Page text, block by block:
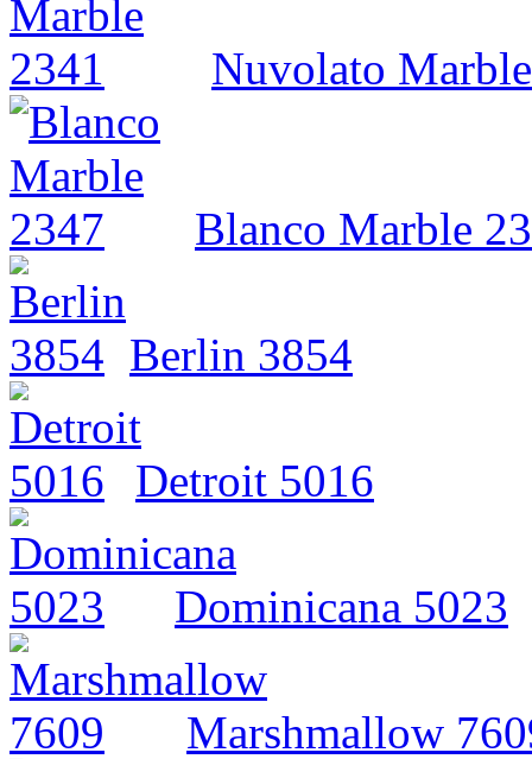
Nuvolato
Blanco Marble
Berlin 3854
Detroit 5016
Dominicana 5023
Marshmallow